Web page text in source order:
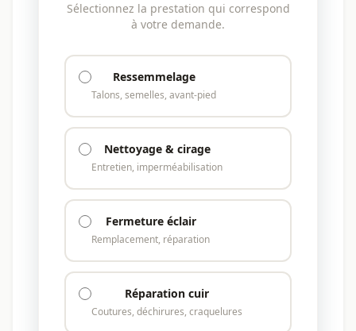
Sélectionnez la prestation qui correspond
à votre demande.
Ressemmelage
Talons, semelles, avant-pied
Nettoyage & cirage
Entretien, imperméabilisation
Fermeture éclair
Remplacement, réparation
Réparation cuir
Coutures, déchirures, craquelures